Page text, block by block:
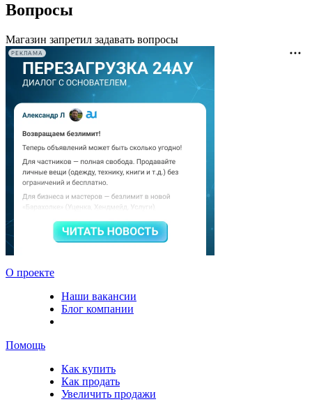
Вопросы
Магазин запретил задавать вопросы
РЕКЛАМА
О проекте
Наши вакансии
Блог компании
Помощь
Как купить
Как продать
Увеличить продажи